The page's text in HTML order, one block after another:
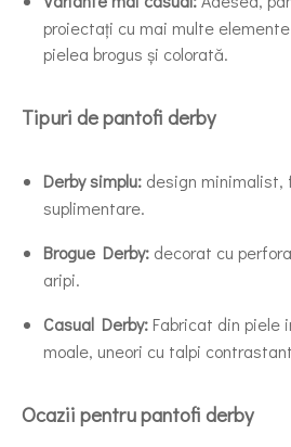
proiectați cu mai multe
pielea brogus și colorată.
Tipuri de pantofi derby
Derby simplu: design minimalist,
suplimentare.
Brogue Derby: decorat cu
aripi.
Casual Derby: Fabricat din piele
moale, uneori cu talpi
Ocazii pentru pantofi derby